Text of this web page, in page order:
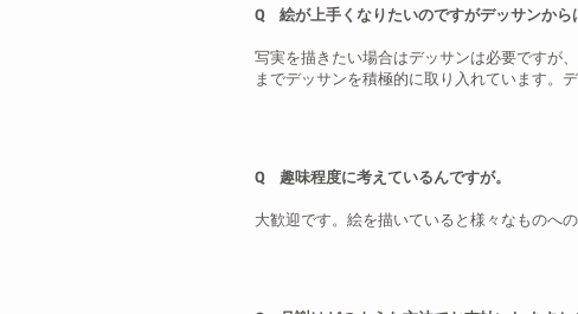
Q 絵が上手くなりたいのですがデッサンから
写実を描きたい場合はデッサンは必要ですが
までデッサンを積極的に取り入れています。
Q 趣味程度に考えているんですが。
大歓迎です。絵を描いていると様々なものへ